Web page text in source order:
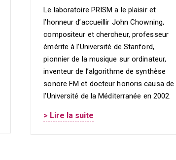
Le laboratoire PRISM a le plaisir et
l’honneur d’accueillir John Chowning,
compositeur et chercheur, professeur
émérite à l’Université de Stanford,
pionnier de la musique sur ordinateur,
inventeur de l’algorithme de synthèse
sonore FM et docteur honoris causa de
l’Université de la Méditerranée en 2002.
> Lire la suite